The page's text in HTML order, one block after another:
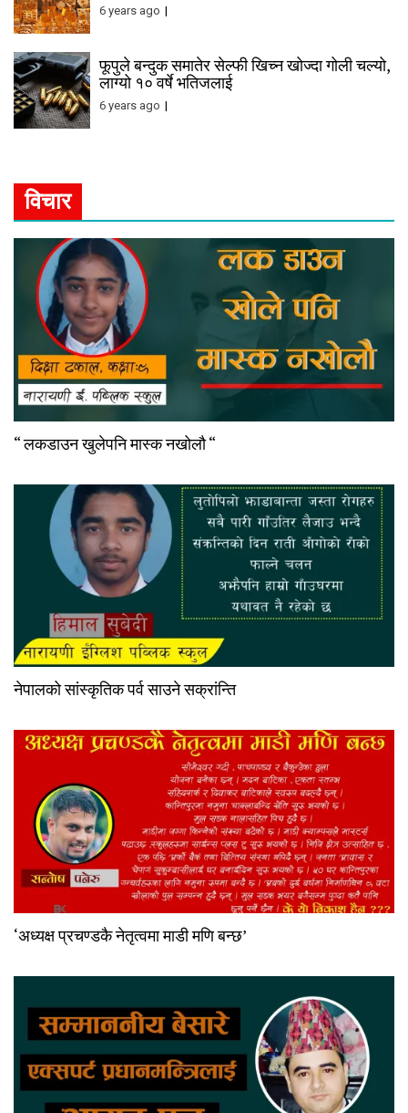
6 years ago
फूपुले बन्दुक समातेर सेल्फी खिच्न खोज्दा गोली चल्यो,
लाग्यो १० वर्षे भतिजलाई
6 years ago
विचार
“ लकडाउन खुलेपनि मास्क नखोलौ “
नेपालको सांस्कृतिक पर्व साउने सक्रांन्ति
‘अध्यक्ष प्रचण्डकै नेतृत्वमा माडी मणि बन्छ’